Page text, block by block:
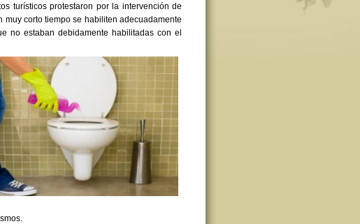
turísticos protestaron por la intervención de
corto tiempo se habiliten adecuadamente
no estaban debidamente habilitadas con el